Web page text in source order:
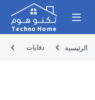
Skip to navigation
Skip to content
الرئيسية دفايات